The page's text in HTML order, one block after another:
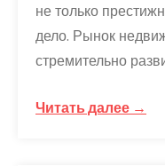
не только
дело. Рынок
стремительно
Читать далее →